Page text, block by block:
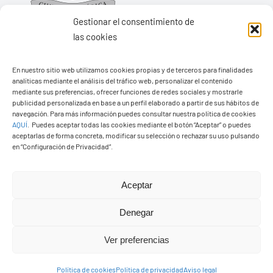
Gestionar el consentimiento de
las cookies
En nuestro sitio web utilizamos cookies propias y de terceros para finalidades
analíticas mediante el análisis del tráfico web, personalizar el contenido
mediante sus preferencias, ofrecer funciones de redes sociales y mostrarle
publicidad personalizada en base a un perfil elaborado a partir de sus hábitos de
navegación. Para más información puedes consultar nuestra política de cookies
AQUÍ
Puedes aceptar todas las cookies mediante el botón “Aceptar” o puedes
aceptarlas de forma concreta, modificar su selección o rechazar su uso pulsando
en “Configuración de Privacidad”.
Aceptar
Denegar
Ver preferencias
Política de cookiesPolítica de privacidadAviso legal
Ayuntamiento de Yaiza
Pza. de Los Remedios, 1
35570 – Yaiza
Tel:928 83 62 20
derechos reservads